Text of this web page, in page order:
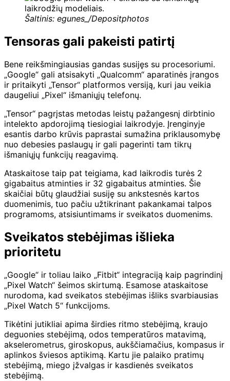
Šaltinis: egunes_/Depositphotos
Tensoras gali pakeisti patirtį
Bene reikšmingiausias gandas susijęs su procesoriumi.
„Google“ gali atsisakyti „Qualcomm“ aparatinės įrangos
ir pritaikyti „Tensor“ platformos versiją, kuri jau veikia
daugeliui „Pixel“ išmaniųjų telefonų.
„Tensor“ pagrįstas metodas leistų pažangesnį dirbtinio
intelekto apdorojimą tiesiogiai laikrodyje. Įrenginyje
esantis darbo krūvis paprastai sumažina priklausomybę
nuo debesies paslaugų ir gali pagerinti tam tikrų
išmaniųjų funkcijų reagavimą.
Ataskaitose taip pat teigiama, kad laikrodis turės 2
gigabaitus atminties ir 32 gigabaitus atminties. Šie
skaičiai būtų glaudžiai susiję su ankstesnės kartos
duomenimis, tuo pačiu užtikrinant pakankamai talpos
programoms, atsisiuntimams ir sveikatos duomenims.
Sveikatos stebėjimas išlieka
prioritetu
„Google“ ir toliau laiko „Fitbit“ integraciją kaip pagrindinį
„Pixel Watch“ šeimos skirtumą. Esamose ataskaitose
nurodoma, kad sveikatos stebėjimas išliks svarbiausias
„Pixel Watch 5“ funkcijoms.
Tikėtini jutikliai apima širdies ritmo stebėjimą, kraujo
deguonies stebėjimą, odos temperatūros matavimą,
akselerometrus, giroskopus, aukščiamačius, kompasus ir
aplinkos šviesos aptikimą. Kartu jie palaiko pratimų
stebėjimą, miego įžvalgas ir kasdienės sveikatos
stebėjimą.